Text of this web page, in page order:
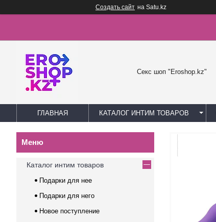
Создать сайт на Satu.kz
Секс шоп "Eroshop.kz"
ГЛАВНАЯ КАТАЛОГ ИНТИМ ТОВАРОВ
Каталог интим товаров
Подарки для нее
Подарки для него
Новое поступление